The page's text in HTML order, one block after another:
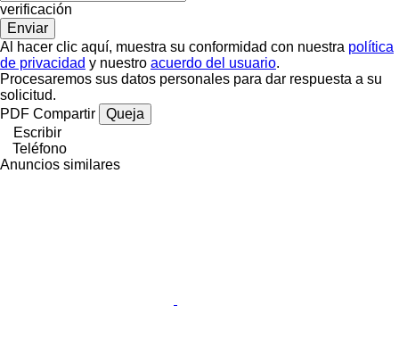
verificación
Al hacer clic aquí, muestra su conformidad con nuestra política
de privacidad y nuestro acuerdo del usuario.
Procesaremos sus datos personales para dar respuesta a su
solicitud.
PDF Compartir
Queja
Escribir
Teléfono
Anuncios similares